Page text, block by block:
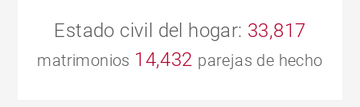
Estado civil del hogar: 33,817
matrimonios 14,432 parejas de hecho